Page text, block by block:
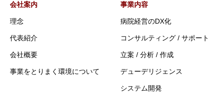
会社案内
理念
代表紹介
会社概要
事業をとりまく環境について
事業内容
病院経営のDX化
コンサルティング / サポート
立案 / 分析 / 作成
デューデリジェンス
システム開発